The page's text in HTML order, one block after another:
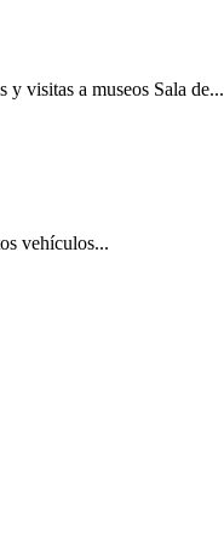
y visitas a museos Sala de...
vehículos...